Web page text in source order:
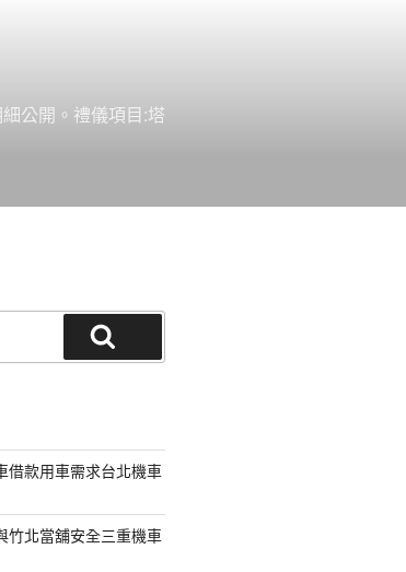
公開。禮儀項目:塔
尋
借款用車需求台北機車
竹北當舖安全三重機車